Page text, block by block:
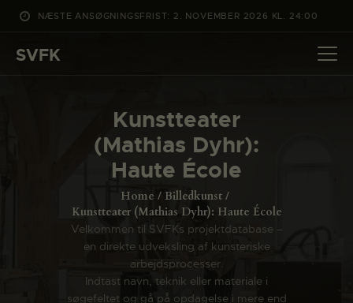
NÆSTE ANSØGNINGSFRIST: 2. NOVEMBER 2026 KL. 24:00
SVFK
Kunstteater
(Mathias Dyhr):
Haute École
Home
Billedkunst
Kunstteater (Mathias Dyhr): Haute École
Velkommen til SVFKs projektdatabase –
en direkte udveksling af kunsteriske
arbejdsprocesser.
Indtast navn, teknik eller materiale i
søgefeltet og gå på opdagelse i mere end
DET SKER
PROJEKTER
CHANNEL
OM SVFK
ENGLISH